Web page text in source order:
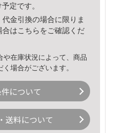
定です。
金引換の場合に限りま
合はこちら をご確認くだ
在庫状況によって、商品
場合がございます。
について
送料について